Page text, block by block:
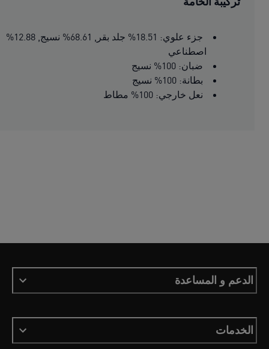
جزء علوي: 18.51% جلد بقر, 68.61% نسيج, 12.88%
اصطناعي
ضبان: 100% نسيج
بطانة: 100% نسيج
نعل خارجي: 100% مطاط
الدعم و المساعدة
الخدمات